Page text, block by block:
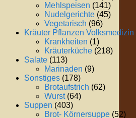
Mehlspeisen (141)
Nudelgerichte (45)
Vegetarisch (96)
Kräuter Pflanzen Volksmedizin
Krankheiten (1)
Kräuterküche (218)
Salate (113)
Marinaden (9)
Sonstiges (178)
Brotaufstrich (62)
Wurst(64)
Suppen (403)
Brot- Körnersuppe (52)